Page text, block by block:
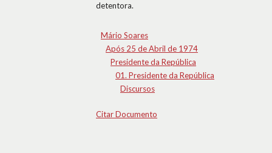
detentora.
Mário Soares
Após 25 de Abril de 1974
Presidente da República
01. Presidente da República
Discursos
Citar Documento